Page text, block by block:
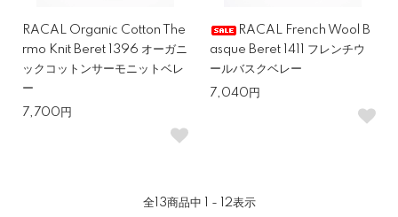
RACAL Organic Cotton The
rmo Knit Beret 1396 オーガニ
ックコットンサーモニットベレ
ー
7,700円
RACAL French Wool B
asque Beret 1411 フレンチウ
ールバスクベレー
7,040円
全13商品中 1 - 12表示